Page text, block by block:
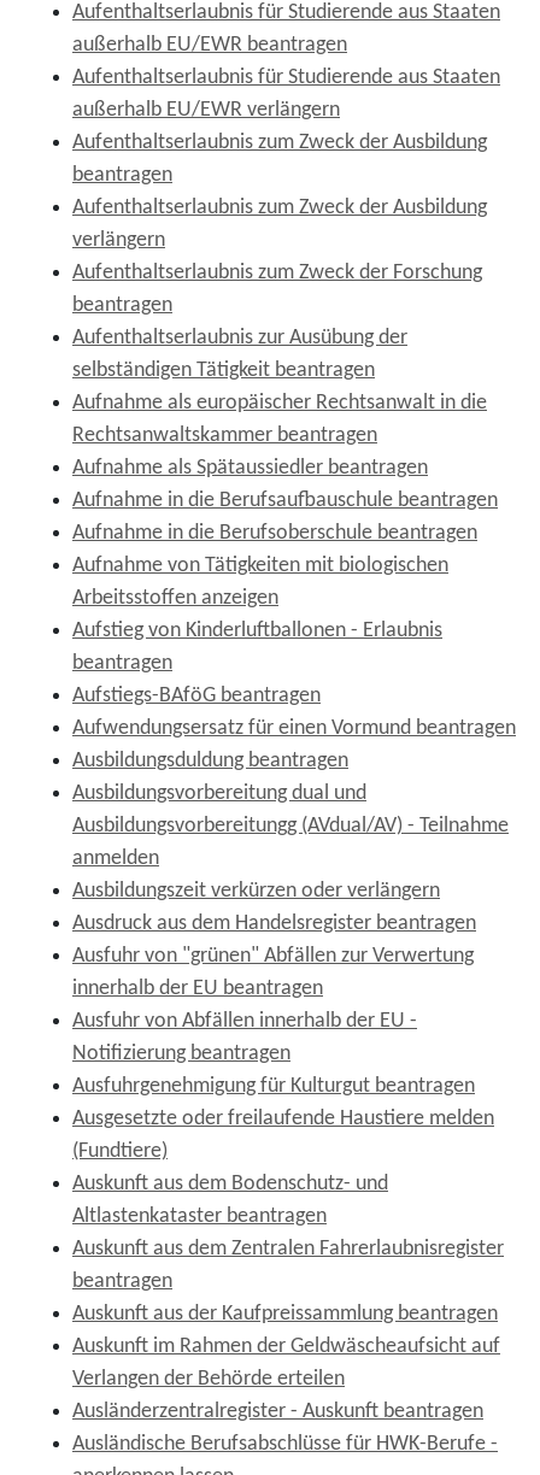
Aufenthaltserlaubnis für Studierende aus Staaten
außerhalb EU/EWR beantragen
Aufenthaltserlaubnis für Studierende aus Staaten
außerhalb EU/EWR verlängern
Aufenthaltserlaubnis zum Zweck der Ausbildung
beantragen
Aufenthaltserlaubnis zum Zweck der Ausbildung
verlängern
Aufenthaltserlaubnis zum Zweck der Forschung
beantragen
Aufenthaltserlaubnis zur Ausübung der
selbständigen Tätigkeit beantragen
Aufnahme als europäischer Rechtsanwalt in die
Rechtsanwaltskammer beantragen
Aufnahme als Spätaussiedler beantragen
Aufnahme in die Berufsaufbauschule beantragen
Aufnahme in die Berufsoberschule beantragen
Aufnahme von Tätigkeiten mit biologischen
Arbeitsstoffen anzeigen
Aufstieg von Kinderluftballonen - Erlaubnis
beantragen
Aufstiegs-BAföG beantragen
Aufwendungsersatz für einen Vormund beantragen
Ausbildungsduldung beantragen
Ausbildungsvorbereitung dual und
Ausbildungsvorbereitungg (AVdual/AV) - Teilnahme
anmelden
Ausbildungszeit verkürzen oder verlängern
Ausdruck aus dem Handelsregister beantragen
Ausfuhr von "grünen" Abfällen zur Verwertung
innerhalb der EU beantragen
Ausfuhr von Abfällen innerhalb der EU -
Notifizierung beantragen
Ausfuhrgenehmigung für Kulturgut beantragen
Ausgesetzte oder freilaufende Haustiere melden
(Fundtiere)
Auskunft aus dem Bodenschutz- und
Altlastenkataster beantragen
Auskunft aus dem Zentralen Fahrerlaubnisregister
beantragen
Auskunft aus der Kaufpreissammlung beantragen
Auskunft im Rahmen der Geldwäscheaufsicht auf
Verlangen der Behörde erteilen
Ausländerzentralregister - Auskunft beantragen
Ausländische Berufsabschlüsse für HWK-Berufe -